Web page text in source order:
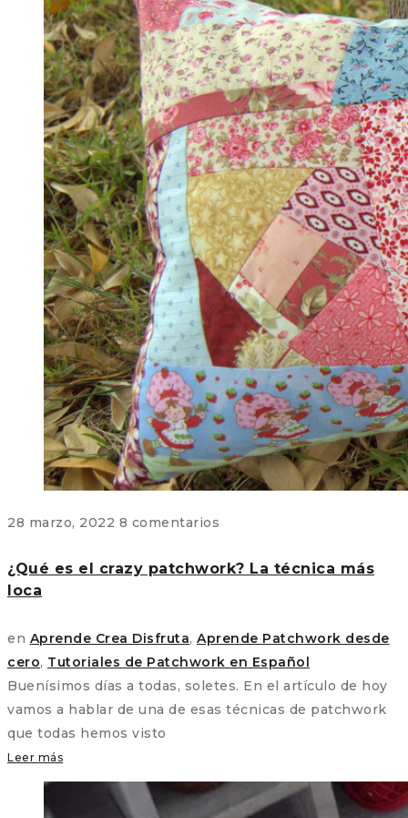
28 marzo, 2022 8 comentarios
¿Qué es el crazy patchwork? La técnica más
loca
en Aprende Crea Disfruta, Aprende Patchwork desde
cero, Tutoriales de Patchwork en Español
Buenísimos días a todas, soletes. En el artículo de hoy
vamos a hablar de una de esas técnicas de patchwork
que todas hemos visto
Leer más